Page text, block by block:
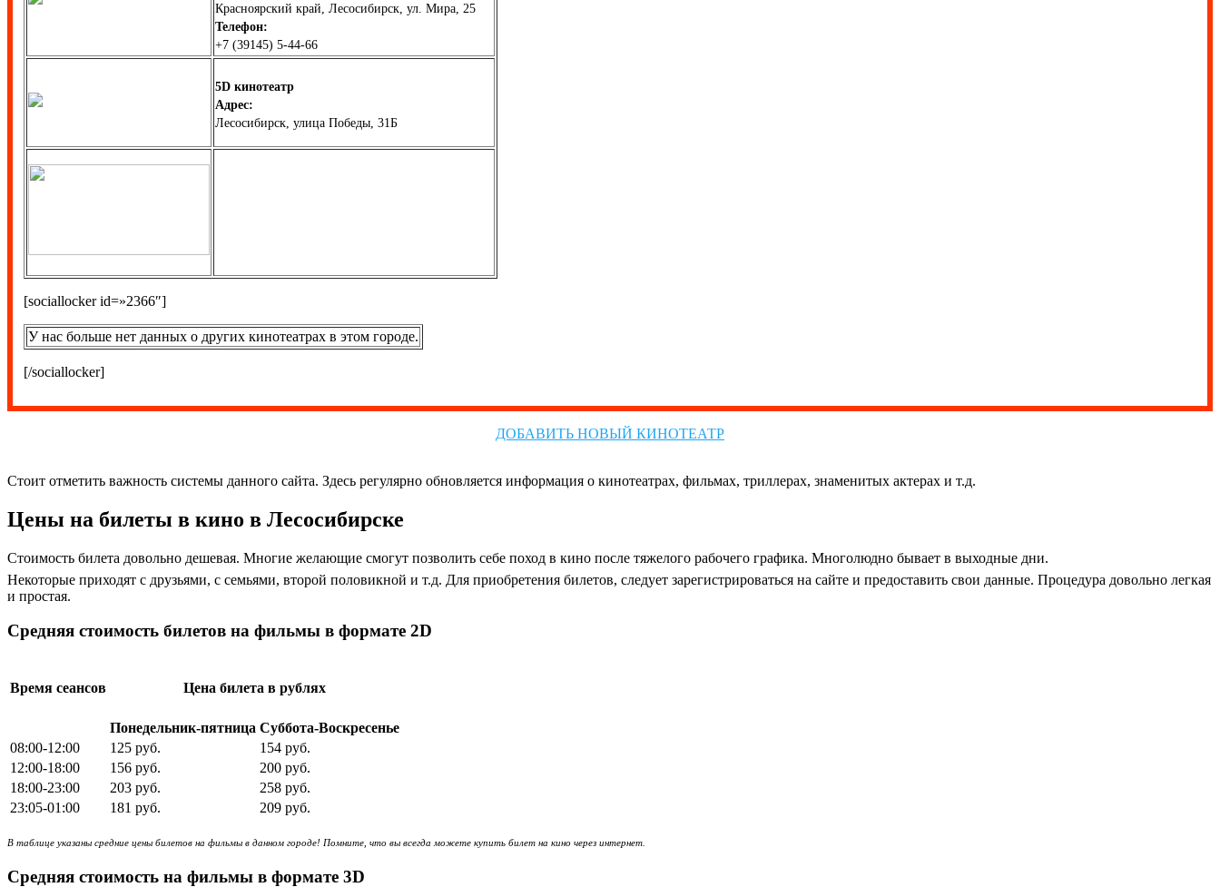
Красноярский край, Лесосибирск, ул. Мира, 25
Телефон:
+7 (39145) 5-44-66
5D кинотеатр
Адрес:
Лесосибирск, улица Победы, 31Б
[sociallocker id=»2366″]
У нас больше нет данных о других кинотеатрах в этом городе.
[/sociallocker]
ДОБАВИТЬ НОВЫЙ КИНОТЕАТР
Стоит отметить важность системы данного сайта. Здесь регулярно обновляется информация о кинотеатрах, фильмах, триллерах, знаменитых актерах и т.д.
Цены на билеты в кино в Лесосибирске
Стоимость билета довольно дешевая. Многие желающие смогут позволить себе поход в кино после тяжелого рабочего графика. Многолюдно бывает в выходные дни.
Некоторые приходят с друзьями, с семьями, второй половикной и т.д. Для приобретения билетов, следует зарегистрироваться на сайте и предоставить свои данные. Процедура довольно легкая
и простая.
Средняя стоимость билетов на фильмы в формате 2D
Время сеансов Цена билета в рублях
Понедельник-пятница Суббота-Воскресенье
08:00-12:00
125 руб.
154 руб.
12:00-18:00
156 руб.
200 руб.
18:00-23:00
203 руб.
258 руб.
23:05-01:00
181 руб. 209 руб.
В таблице указаны средние цены билетов на фильмы в данном городе! Помните, что вы всегда можете купить билет на кино через интернет.
Средняя стоимость на фильмы в формате 3D